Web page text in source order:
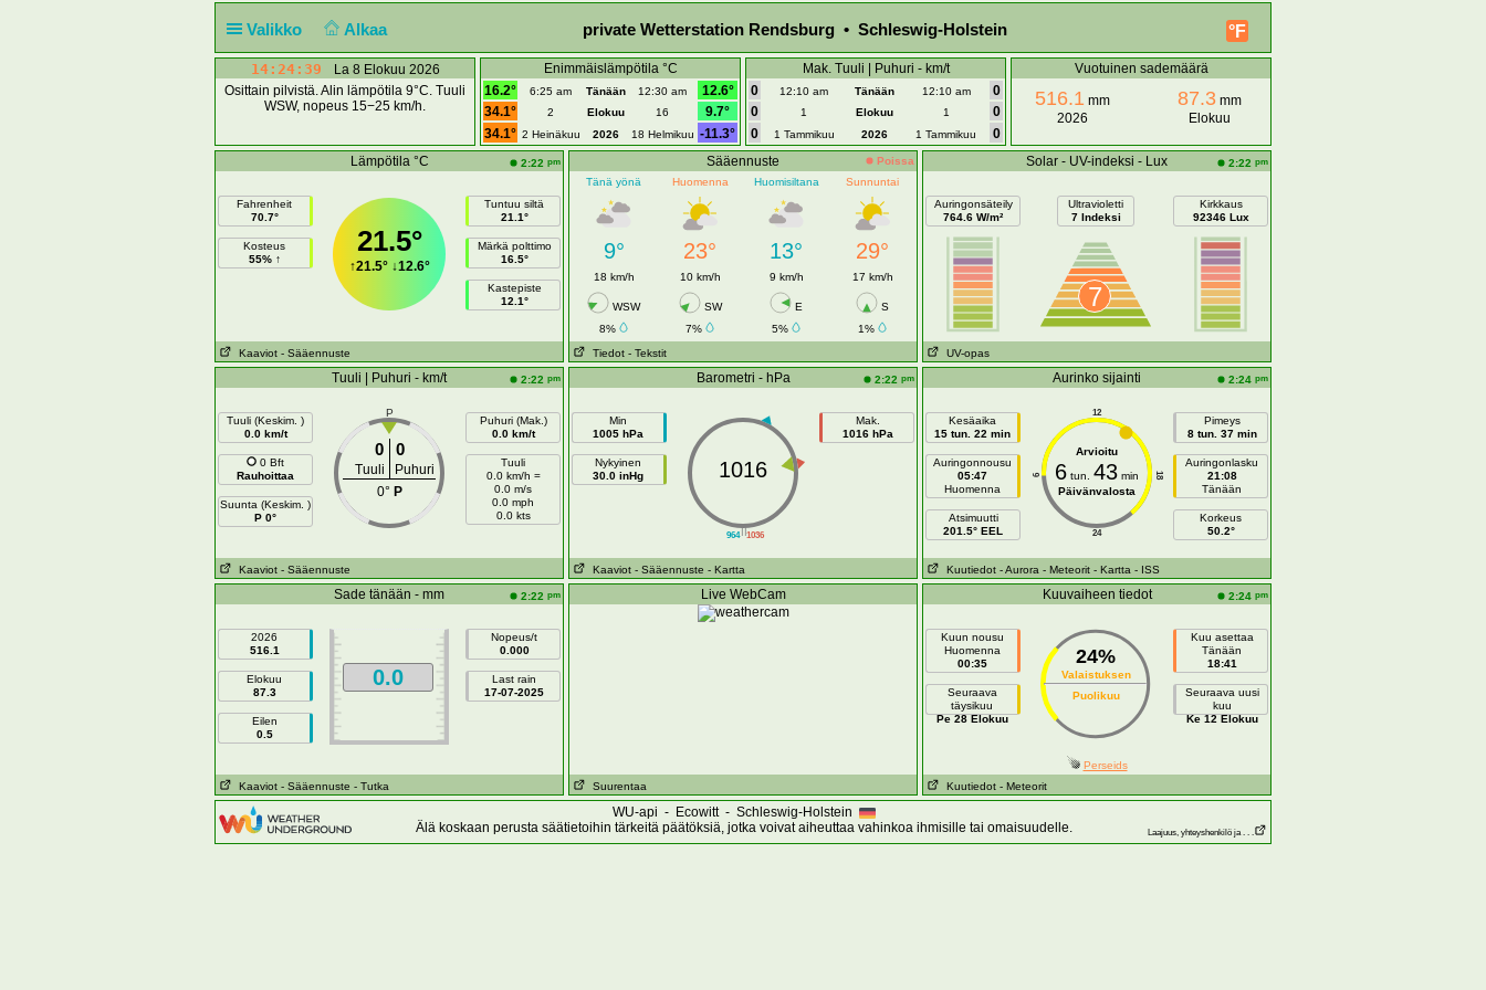
Valikko Alkaa °F
private Wetterstation Rendsburg • Schleswig-Holstein
14:24:39
La 8 Elokuu 2026
Osittain pilvistä. Alin lämpötila 9°C. Tuuli
WSW, nopeus 15−25 km/h.
Enimmäislämpötila °C
16.2°
6:25 am Tänään 12:30 am
12.6°
34.1°
2 Elokuu 16
9.7°
34.1° 2 Heinäkuu 2026 18 Helmikuu -11.3°
Mak. Tuuli | Puhuri - km/t
0
12:10 am Tänään 12:10 am
0
0
1 Elokuu 1
0
0
1 Tammikuu 2026 1 Tammikuu 0
Vuotuinen sademäärä
516.1 mm
2026
87.3mm
Elokuu
Lämpötila °C 2:22 pm
Fahrenheit
70.7°
Kosteus
55% ↑
21.5°
↑21.5°↓12.6°
Tuntuu siltä
21.1°
Märkä polttimo
16.5°
Kastepiste
12.1°
Kaaviot - Sääennuste
Sääennuste
Poissa
Tänä yönä
Huomenna Huomisiltana Sunnuntai
9° 23° 13° 29°
18 km/h 10 km/h 9 km/h 17 km/h
WSW SW E
S
8%
7% 5%
1%
Tiedot - Tekstit
Solar - UV-indeksi - Lux 2:22 pm
Auringonsäteily
764.6 W/m²
Ultravioletti
7 Indeksi
7
Kirkkaus
92346 Lux
UV-opas
Tuuli | Puhuri - km/t 2:22 pm
Tuuli (Keskim. )
0.0 km/t
0 Bft
Rauhoittaa
Suunta (Keskim. )
P 0°
P
0 0
Tuuli
Puhuri
0° P
Puhuri (Mak.)
0.0 km/t
Tuuli
0.0 km/h =
0.0 m/s
0.0 mph
0.0 kts
Kaaviot - Sääennuste
Barometri - hPa 2:22 pm
Min
1005 hPa
Nykyinen
30.0 inHg
||
964 1036
1016
Mak.
1016 hPa
Kaaviot - Sääennuste - Kartta
Aurinko sijainti 2:24 pm
Kesäaika
15 tun. 22 min
Auringonnousu
05:47
Huomenna
Atsimuutti
201.5° EEL
12
24
6 18
Arvioitu
6 tun. 43 min
Päivänvalosta
Pimeys
8 tun. 37 min
Auringonlasku
21:08
Tänään
Korkeus
50.2°
Kuutiedot - Aurora - Meteorit - Kartta - ISS
Sade tänään - mm 2:22 pm
2026
516.1
Elokuu
87.3
Eilen
0.5
0.0
Nopeus/t
0.000
Last rain
17-07-2025
Kaaviot - Sääennuste - Tutka
Live WebCam
Suurentaa
Kuuvaiheen tiedot 2:24 pm
Kuun nousu
Huomenna
00:35
Seuraava
täysikuu
Pe 28 Elokuu
24%
Valaistuksen
Puolikuu
Kuu asettaa
Tänään
18:41
Seuraava uusi
kuu
Ke 12 Elokuu
Perseids
Kuutiedot - Meteorit
WU-api - Ecowitt - Schleswig-Holstein
Älä koskaan perusta säätietoihin tärkeitä päätöksiä, jotka voivat aiheuttaa vahinkoa ihmisille tai omaisuudelle.
Laajuus, yhteyshenkilö ja . . .